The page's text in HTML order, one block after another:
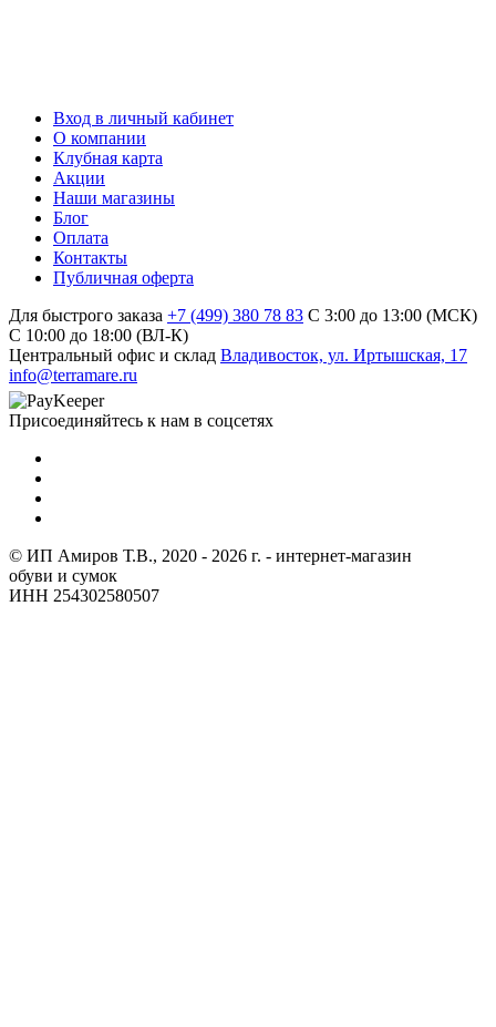
Вход в личный кабинет
О компании
Клубная карта
Акции
Наши магазины
Блог
Оплата
Контакты
Публичная оферта
Для быстрого заказа +7 (499) 380 78 83 С 3:00 до 13:00 (МСК)
C 10:00 до 18:00 (ВЛ-К)
Центральный офис и склад Владивосток, ул. Иртышская, 17
info@terramare.ru
Присоединяйтесь к нам в соцсетях
© ИП Амиров Т.В., 2020 - 2026 г. - интернет-магазин
обуви и сумок
ИНН 254302580507